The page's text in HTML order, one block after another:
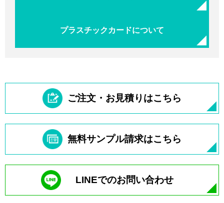
プラスチックカードについて
ご注文・お見積りはこちら
無料サンプル請求はこちら
LINEでのお問い合わせ